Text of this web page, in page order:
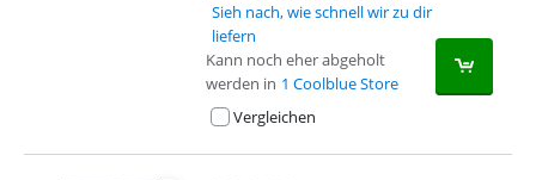
Sieh nach, wie schnell wir zu dir
liefern
Kann noch eher abgeholt
werden in 1 Coolblue Store
Vergleichen